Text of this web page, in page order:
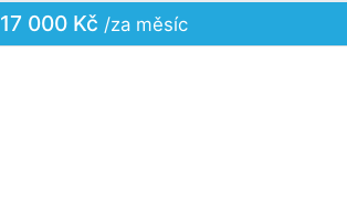
17 000 Kč /za měsíc